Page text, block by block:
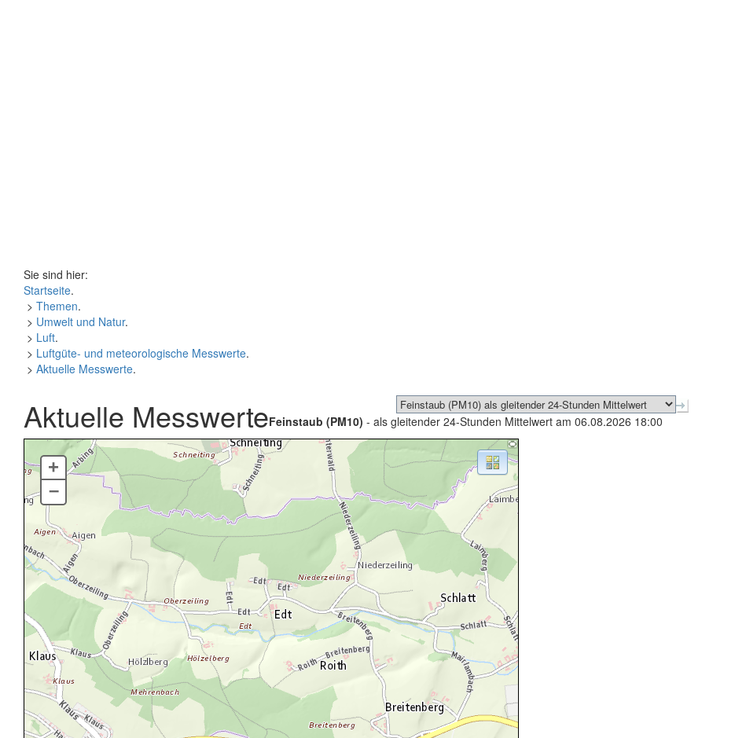
Sie sind hier:
Startseite.
> Themen.
> Umwelt und Natur.
> Luft.
> Luftgüte- und meteorologische Messwerte.
> Aktuelle Messwerte.
Aktuelle MesswerteFeinstaub (PM10) - als gleitender 24-Stunden Mittelwert am 06.08.2026 18:00
+
–